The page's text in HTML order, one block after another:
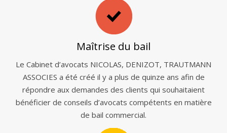
Maîtrise du bail
Le Cabinet d’avocats NICOLAS, DENIZOT, TRAUTMANN
ASSOCIES a été créé il y a plus de quinze ans afin de
répondre aux demandes des clients qui souhaitaient
bénéficier de conseils d’avocats compétents en matière
de bail commercial.